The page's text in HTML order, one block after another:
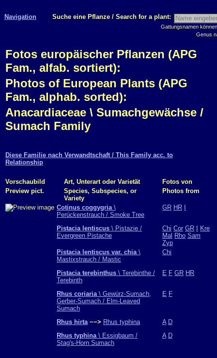
Navigation Suche eine Pflanze / Search for a plant:
Gattungsnamen
Genus
Fotos europäischer Pflanzen (APG
Fam., alfab. sortiert):
Photos of European Plants (APG
Fam., alphab. sorted):
Anacardiaceae \ Sumachgewächse /
Sumach Family
Diese Familie nach Verwandtschaft / This Family acc. to
Relationship
Vorschaubild Art, Unterart oder Varietät
Fotos von
Preview pict.
Species, Subspecies, or
Variety
Photos from
Cotinus coggygria\
Perückenstrauch / Smoke Tree
GR HR
Pistacia lentiscus \ Pistazie /
Evergreen Pistache
Chi Cor GR
Kre
Mal Rho Sam
Zyp
Pistacia lentiscus var. chia\
Mastixstrauch / Mastic
Chi
Pistacia terebinthus \ Terebinthe /
Terebinth
E F GR HR
Rhus coriaria\ Gewürz-Sumach,
Gerber-Sumach / Elm-Leaved
Sumach
E F
Rhus hirta −−> Rhus typhina A D
Rhus typhina\ Essigbaum /
Stag's-Horn Sumach
A D